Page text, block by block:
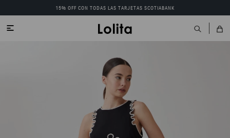
15% OFF CON TODAS LAS TARJETAS SCOTIABANK
